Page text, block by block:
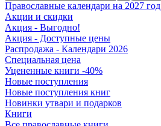
Православные календари на 2027 год
Акции и скидки
Акция - Выгодно!
Акция - Доступные цены
Распродажа - Календари 2026
Специальная цена
Уцененные книги -40%
Новые поступления
Новые поступления книг
Новинки утвари и подарков
Книги